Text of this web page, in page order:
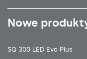
Nowe
SQ 300 LED Evo Plus